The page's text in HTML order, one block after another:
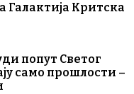
Галактија Критска
попут Светог
само прошлости –